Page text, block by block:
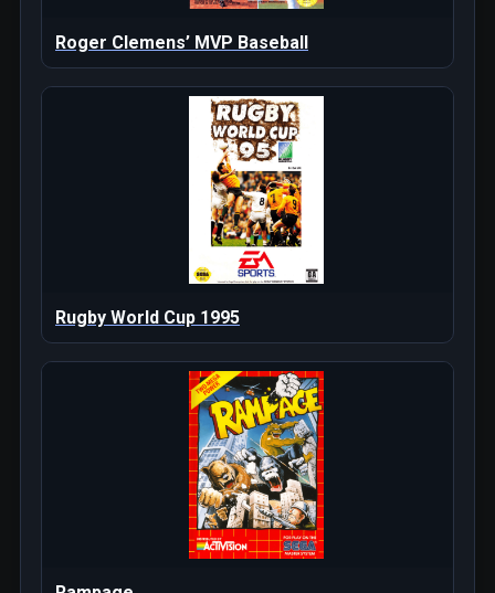
Roger Clemens’ MVP Baseball
Rugby World Cup 1995